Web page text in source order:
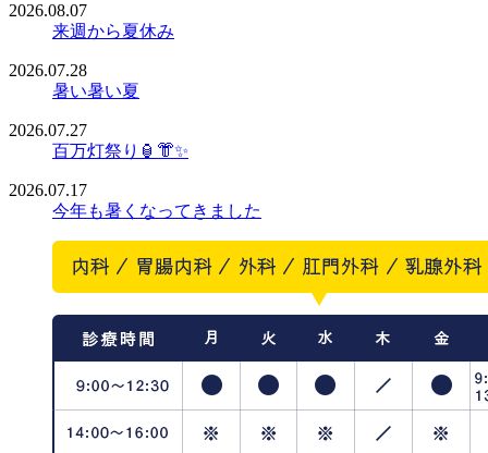
2026.08.07
来週から夏休み
2026.07.28
暑い暑い夏
2026.07.27
百万灯祭り🏮👘✨
2026.07.17
今年も暑くなってきました